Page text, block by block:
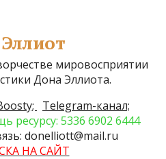
мировосприятии
Дона Эллиота.
Telegram-канал;
ресурсу: 5336 6902 6444
donelliott@mail.ru
НА САЙТ